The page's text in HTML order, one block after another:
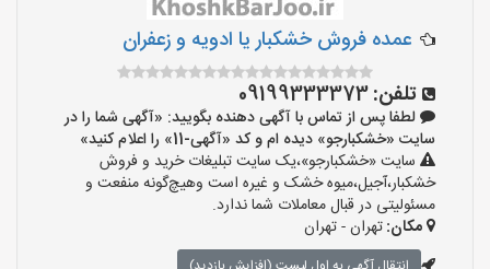
عمده فروش خشکبار یا ادویه و زعفران
تلفن:09199333373
لطفا پس از تماس با آگهی دهنده بگویید: «آگهی شما را در
سایت «خشکبارجو» دیده ام و کد «آگهی-11» را اعلام کنید»
سایت «خشکبارجو»،یک سایت تبلیغات خرید و فروش
خشکبار،آجیل،میوه خشک و غیره است وهیچ‌گونه منفعت و
مسئولیتی در قبال معاملات شما ندارد.
مکان:تهران - تهران